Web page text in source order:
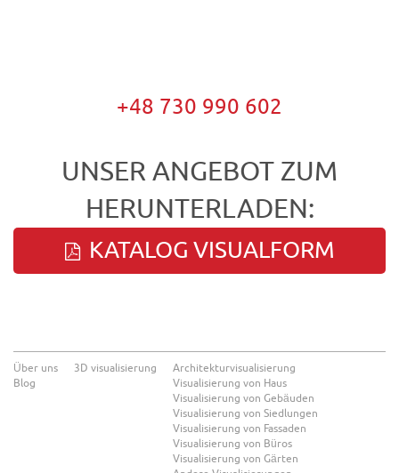
+48 730 990 602
UNSER ANGEBOT ZUM
HERUNTERLADEN:
KATALOG VISUALFORM
Über uns
Blog
3D visualisierung
Architekturvisualisierung
Visualisierung von Haus
Visualisierung von Gebäuden
Visualisierung von Siedlungen
Visualisierung von Fassaden
Visualisierung von Büros
Visualisierung von Gärten